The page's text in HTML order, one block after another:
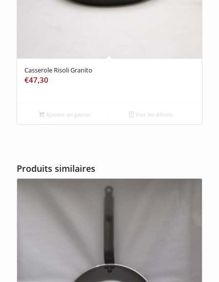
Casserole Risoli Granito
€47,30
Ajouter au panier Voir les détails
Produits similaires